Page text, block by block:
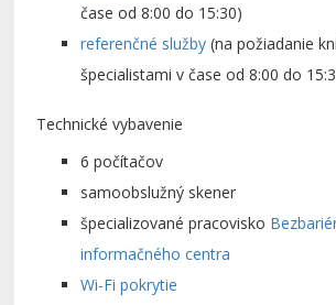
čase od 8:00 do 15:30)
referenčné služby (na požiadanie
špecialistami v čase od 8:00 do
Technické vybavenie
6 počítačov
samoobslužný skener
špecializované pracovisko
informačného centra
Wi-Fi pokrytie